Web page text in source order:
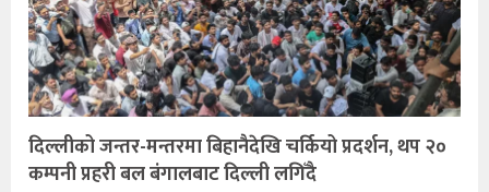
दिल्लीको जन्तर-मन्तरमा बिहानैदेखि चर्कियो प्रदर्शन, थप २०
कम्पनी प्रहरी बल बंगालबाट दिल्ली लगिँदै